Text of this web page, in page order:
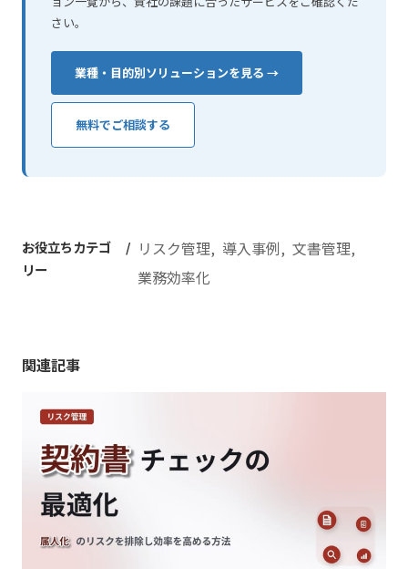
さい。
業種・目的別ソリューションを見る →
無料でご相談する
お役立ちカテゴ
リー
リスク管理 導入事例
文書管理
業務効率化
関連記事